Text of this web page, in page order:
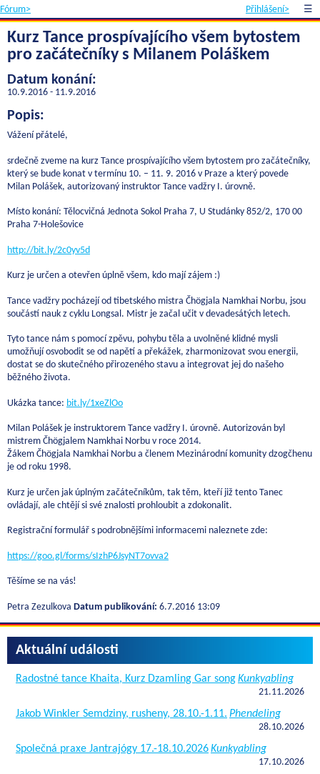
Fórum> Přihlášení> ☰
Kurz Tance prospívajícího všem bytostem
pro začátečníky s Milanem Poláškem
Datum konání:
10.9.2016 - 11.9.2016
Popis:
Vážení přátelé,
srdečně zveme na kurz Tance prospívajícího všem bytostem pro začátečníky,
který se bude konat v termínu 10. – 11. 9. 2016 v Praze a který povede
Milan Polášek, autorizovaný instruktor Tance vadžry I. úrovně.
Místo konání: Tělocvičná Jednota Sokol Praha 7, U Studánky 852/2, 170 00
Praha 7-Holešovice
http://bit.ly/2c0yv5d
Kurz je určen a otevřen úplně všem, kdo mají zájem :)
Tance vadžry pocházejí od tibetského mistra Čhögjala Namkhai Norbu, jsou
součástí nauk z cyklu Longsal. Mistr je začal učit v devadesátých letech.
Tyto tance nám s pomocí zpěvu, pohybu těla a uvolněné klidné mysli
umožňují osvobodit se od napětí a překážek, zharmonizovat svou energii,
dostat se do skutečného přirozeného stavu a integrovat jej do našeho
běžného života.
Ukázka tance: bit.ly/1xeZlOo
Milan Polášek je instruktorem Tance vadžry I. úrovně. Autorizován byl
mistrem Čhögjalem Namkhai Norbu v roce 2014.
Žákem Čhögjala Namkhai Norbu a členem Mezinárodní komunity dzogčhenu
je od roku 1998.
Kurz je určen jak úplným začátečníkům, tak těm, kteří již tento Tanec
ovládají, ale chtějí si své znalosti prohloubit a zdokonalit.
Registrační formulář s podrobnějšími informacemi naleznete zde:
https://goo.gl/forms/sIzhP6JsyNT7ovva2
Těšíme se na vás!
Petra Zezulkova Datum publikování: 6.7.2016 13:09
Aktuální události
Radostné tance Khaita, Kurz Dzamling Gar songKunkyabling
21.11.2026
Jakob Winkler Semdziny, rusheny, 28.10.-1.11. Phendeling
28.10.2026
Společná praxe Jantrajógy 17.-18.10.2026Kunkyabling
17.10.2026